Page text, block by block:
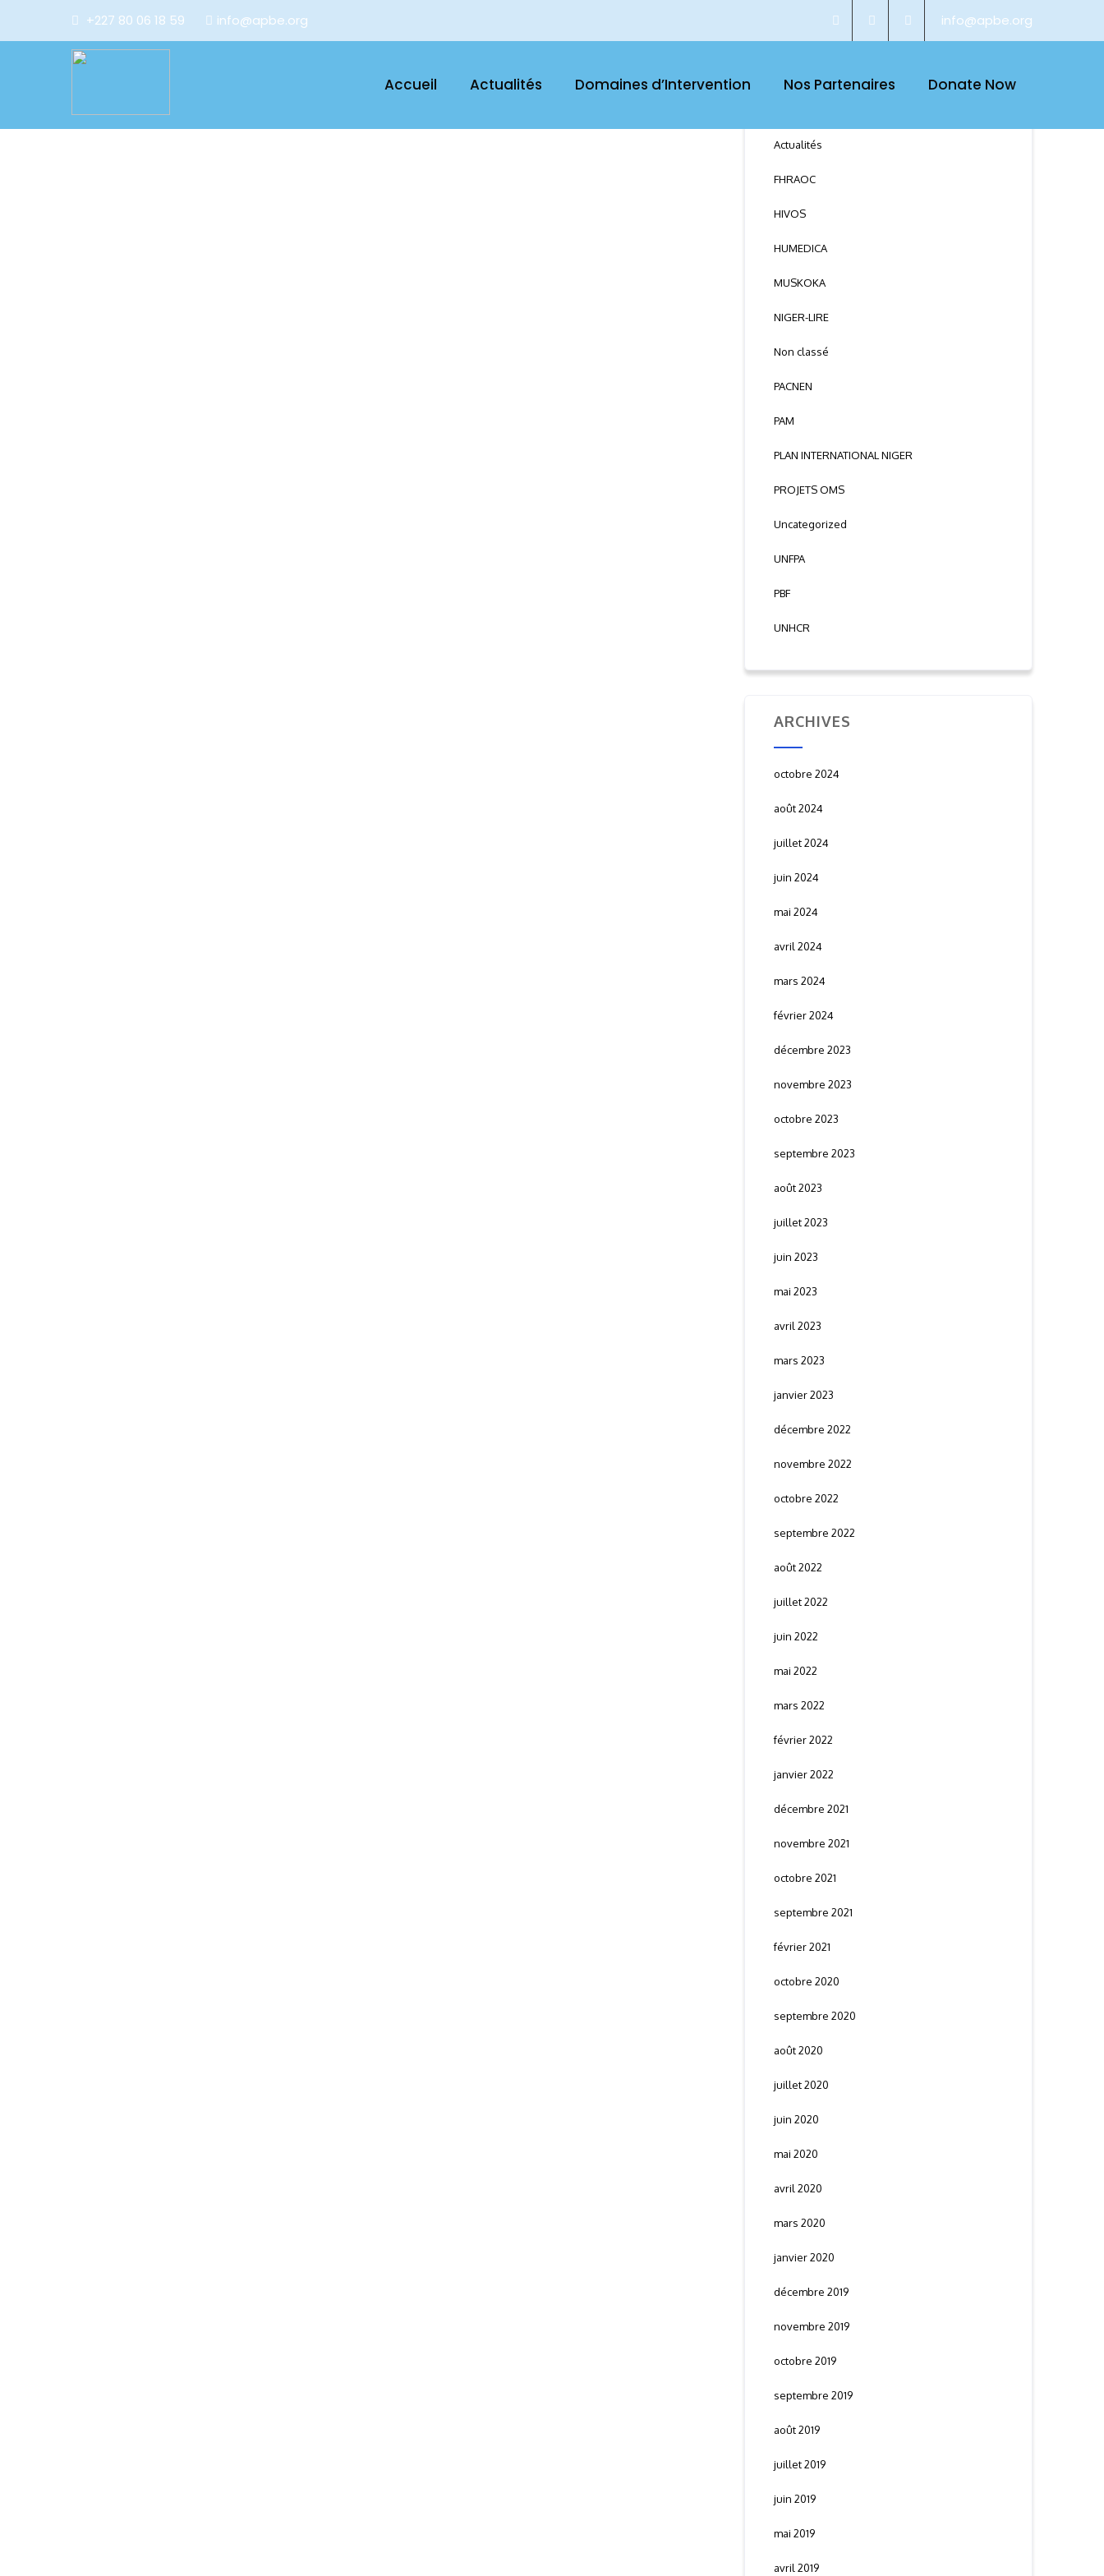
+227 80 06 18 59 info@apbe.org info@apbe.org
Accueil Actualités Domaines d’Intervention Nos Partenaires Donate Now
CATEGORY
Actualités
FHRAOC
HIVOS
HUMEDICA
MUSKOKA
NIGER-LIRE
Non classé
PACNEN
PAM
PLAN INTERNATIONAL NIGER
PROJETS OMS
Uncategorized
UNFPA
PBF
UNHCR
ARCHIVES
octobre 2024
août 2024
juillet 2024
juin 2024
mai 2024
avril 2024
mars 2024
février 2024
décembre 2023
novembre 2023
octobre 2023
septembre 2023
août 2023
juillet 2023
juin 2023
mai 2023
avril 2023
mars 2023
janvier 2023
décembre 2022
novembre 2022
octobre 2022
septembre 2022
août 2022
juillet 2022
juin 2022
mai 2022
mars 2022
février 2022
janvier 2022
décembre 2021
novembre 2021
octobre 2021
septembre 2021
février 2021
octobre 2020
septembre 2020
août 2020
juillet 2020
juin 2020
mai 2020
avril 2020
mars 2020
janvier 2020
décembre 2019
novembre 2019
octobre 2019
septembre 2019
août 2019
juillet 2019
juin 2019
mai 2019
avril 2019